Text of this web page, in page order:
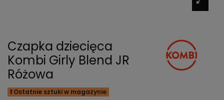
Czapka dziecięca
Kombi Girly Blend JR
Różowa
Ostatnie sztuki w magazynie